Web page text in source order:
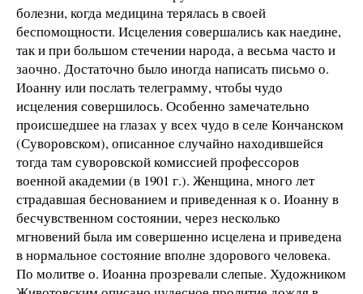
болезни, когда медицина терялась в своей
беспомощности. Исцеления совершались как наедине,
так и при большом стечении народа, а весьма часто и
заочно. Достаточно было иногда написать письмо о.
Иоанну или послать телеграмму, чтобы чудо
исцеления совершилось. Особенно замечательно
происшедшее на глазах у всех чудо в селе Кончанском
(Суворовском), описанное случайно находившейся
тогда там суворовской комиссией профессоров
военной академии (в 1901 г.). Женщина, много лет
страдавшая беснованием и приведенная к о. Иоанну в
бесчувственном состоянии, через несколько
мгновений была им совершенно исцелена и приведена
в нормальное состояние вполне здорового человека.
По молитве о. Иоанна прозревали слепые. Художником